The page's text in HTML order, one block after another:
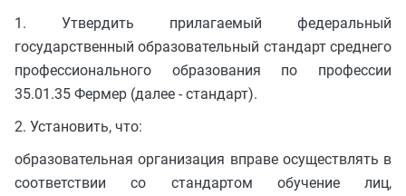
1. Утвердить прилагаемый федеральный
государственный образовательный стандарт среднего
профессионального образования по профессии
35.01.35 Фермер (далее - стандарт).
2. Установить, что:
образовательная организация вправе осуществлять в
соответствии со стандартом обучение лиц,